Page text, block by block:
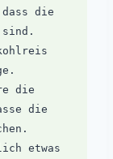
die
sind.
die
die
etwas